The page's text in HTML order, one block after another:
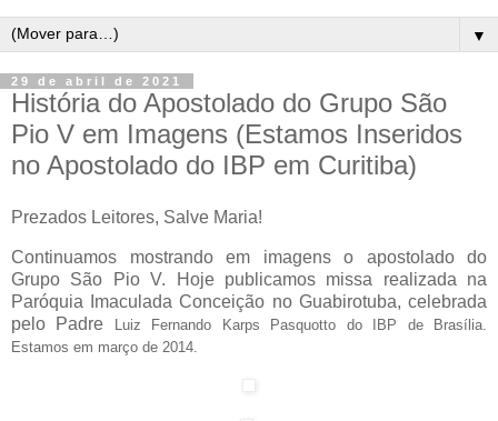
▼
29 de abril de 2021
História do Apostolado do Grupo São
Pio V em Imagens (Estamos Inseridos
no Apostolado do IBP em Curitiba)
Prezados Leitores, Salve Maria!
Continuamos mostrando em imagens o apostolado do
Grupo São Pio V. Hoje publicamos missa realizada na
Paróquia Imaculada Conceição no Guabirotuba, celebrada
pelo Padre Luiz Fernando Karps Pasquotto do IBP de Brasília.
Estamos em março de 2014.